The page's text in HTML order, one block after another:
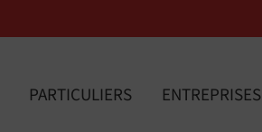
PARTICULIERS ENTREPRISES